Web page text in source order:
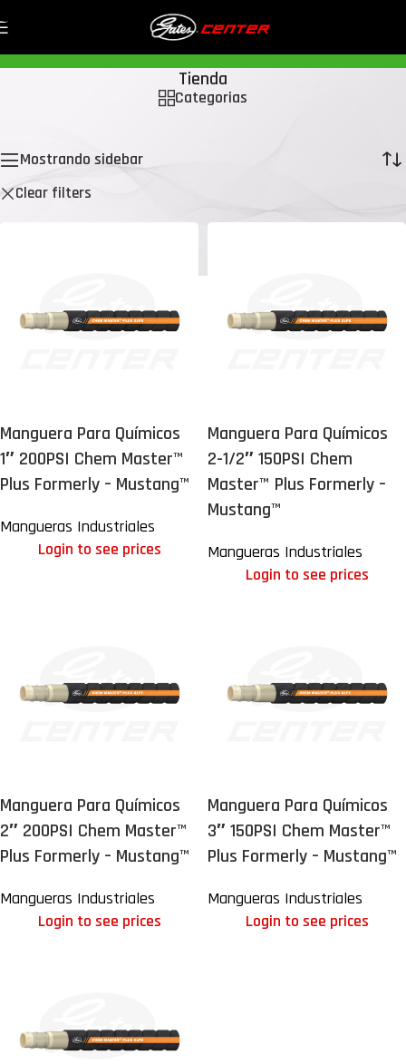
Skip to navigation
Tienda
Categorias
Mostrando sidebar
Clear filters
Manguera Para Químicos
1″ 200PSI Chem Master™
Plus Formerly – Mustang™
Mangueras Industriales
Login to see prices
Manguera Para Químicos
2-1/2″ 150PSI Chem
Master™ Plus Formerly –
Mustang™
Mangueras Industriales
Login to see prices
Manguera Para Químicos
2″ 200PSI Chem Master™
Plus Formerly – Mustang™
Mangueras Industriales
Login to see prices
Manguera Para Químicos
3″ 150PSI Chem Master™
Plus Formerly – Mustang™
Mangueras Industriales
Login to see prices